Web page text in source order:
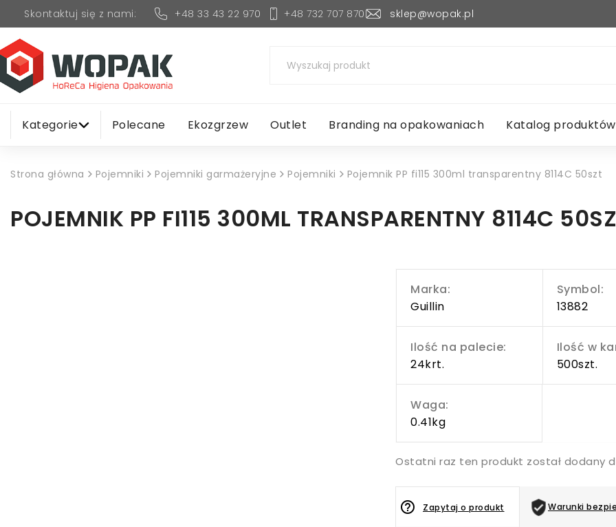
Skontaktuj się z nami: +48 33 43 22 970 +48 732 707 870 sklep@wopak.pl
Kategorie Polecane Ekozgrzew Outlet Branding na opakowaniach Katalog produktów
Strona główna Pojemniki Pojemniki garmażeryjne Pojemniki Pojemnik PP fi115 300ml transparentny 8114C 50szt
POJEMNIK PP FI115 300ML TRANSPARENTNY 8114C
Marka:
Guillin
Symbol:
13882
Ilość na palecie:
24krt.
Ilość w
500szt.
Waga:
0.41kg
Ostatni raz ten produkt został dodany
Warunki
help_outline Zapytaj o produkt